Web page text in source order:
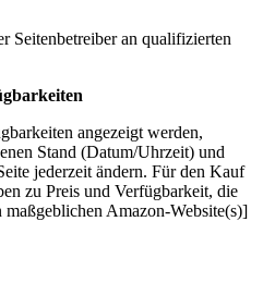
Seitenbetreiber an qualifizierten
angezeigt werden,
Stand (Datum/Uhrzeit) und
jederzeit ändern. Für den Kauf
zu Preis und Verfügbarkeit, die
Amazon-Website(s)]